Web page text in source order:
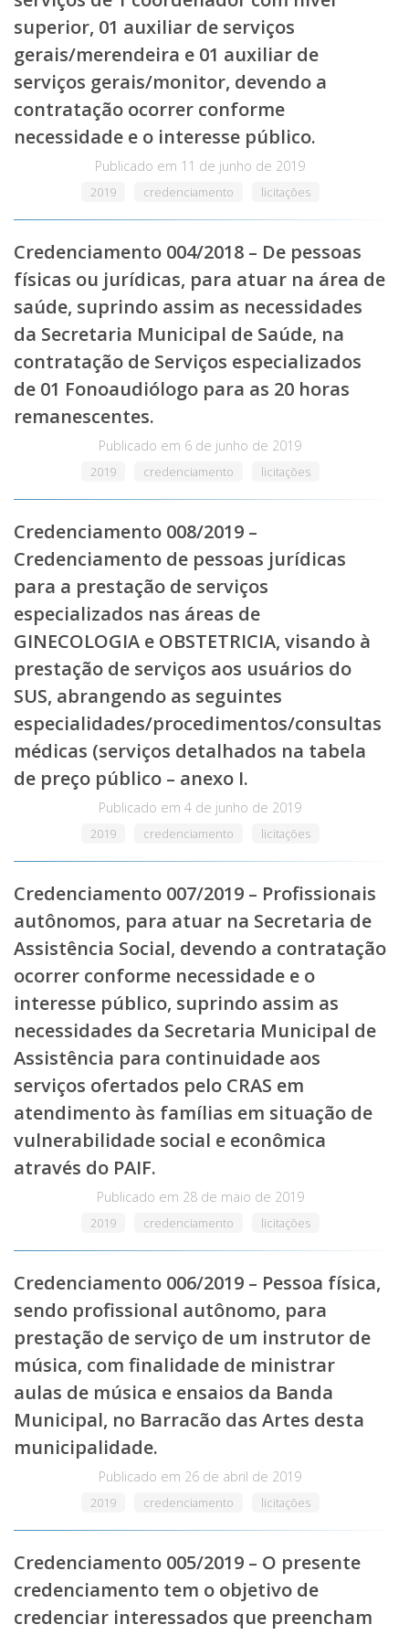
superior, 01 auxiliar de serviços
gerais/merendeira e 01 auxiliar de
serviços gerais/monitor, devendo a
contratação ocorrer conforme
necessidade e o interesse público.
Publicado em 11 de junho de 2019
2019 credenciamento licitações
Credenciamento 004/2018 – De pessoas
físicas ou jurídicas, para atuar na área de
saúde, suprindo assim as necessidades
da Secretaria Municipal de Saúde, na
contratação de Serviços especializados
de 01 Fonoaudiólogo para as 20 horas
remanescentes.
Publicado em 6 de junho de 2019
2019 credenciamento licitações
Credenciamento 008/2019 –
Credenciamento de pessoas jurídicas
para a prestação de serviços
especializados nas áreas de
GINECOLOGIA e OBSTETRICIA, visando à
prestação de serviços aos usuários do
SUS, abrangendo as seguintes
especialidades/procedimentos/consultas
médicas (serviços detalhados na tabela
de preço público – anexo I.
Publicado em 4 de junho de 2019
2019 credenciamento licitações
Credenciamento 007/2019 – Profissionais
autônomos, para atuar na Secretaria de
Assistência Social, devendo a contratação
ocorrer conforme necessidade e o
interesse público, suprindo assim as
necessidades da Secretaria Municipal de
Assistência para continuidade aos
serviços ofertados pelo CRAS em
atendimento às famílias em situação de
vulnerabilidade social e econômica
através do PAIF.
Publicado em 28 de maio de 2019
2019 credenciamento licitações
Credenciamento 006/2019 – Pessoa física,
sendo profissional autônomo, para
prestação de serviço de um instrutor de
música, com finalidade de ministrar
aulas de música e ensaios da Banda
Municipal, no Barracão das Artes desta
municipalidade.
Publicado em 26 de abril de 2019
2019 credenciamento licitações
Credenciamento 005/2019 – O presente
credenciamento tem o objetivo de
credenciar interessados que preencham